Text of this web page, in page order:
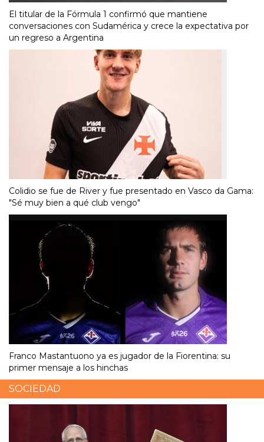
El titular de la Fórmula 1 confirmó que mantiene
conversaciones con Sudamérica y crece la expectativa por
un regreso a Argentina
Colidio se fue de River y fue presentado en Vasco da Gama:
"Sé muy bien a qué club vengo"
Franco Mastantuono ya es jugador de la Fiorentina: su
primer mensaje a los hinchas
SOCIEDAD